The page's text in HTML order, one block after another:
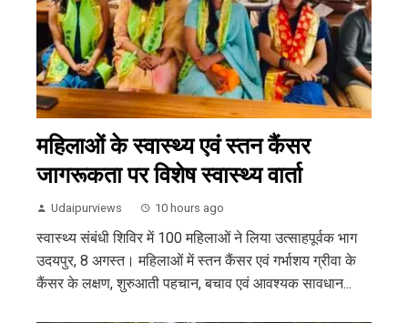
महिलाओं के स्वास्थ्य एवं स्तन कैंसर
जागरूकता पर विशेष स्वास्थ्य वार्ता
Udaipurviews 10 hours ago
स्वास्थ्य संबंधी शिविर में 100 महिलाओं ने लिया उत्साहपूर्वक भाग
उदयपुर, 8 अगस्त। महिलाओं में स्तन कैंसर एवं गर्भाशय ग्रीवा के
कैंसर के लक्षण, शुरुआती पहचान, बचाव एवं आवश्यक सावधान...